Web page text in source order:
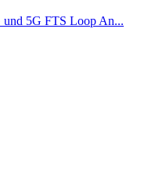
und 5G FTS Loop An...